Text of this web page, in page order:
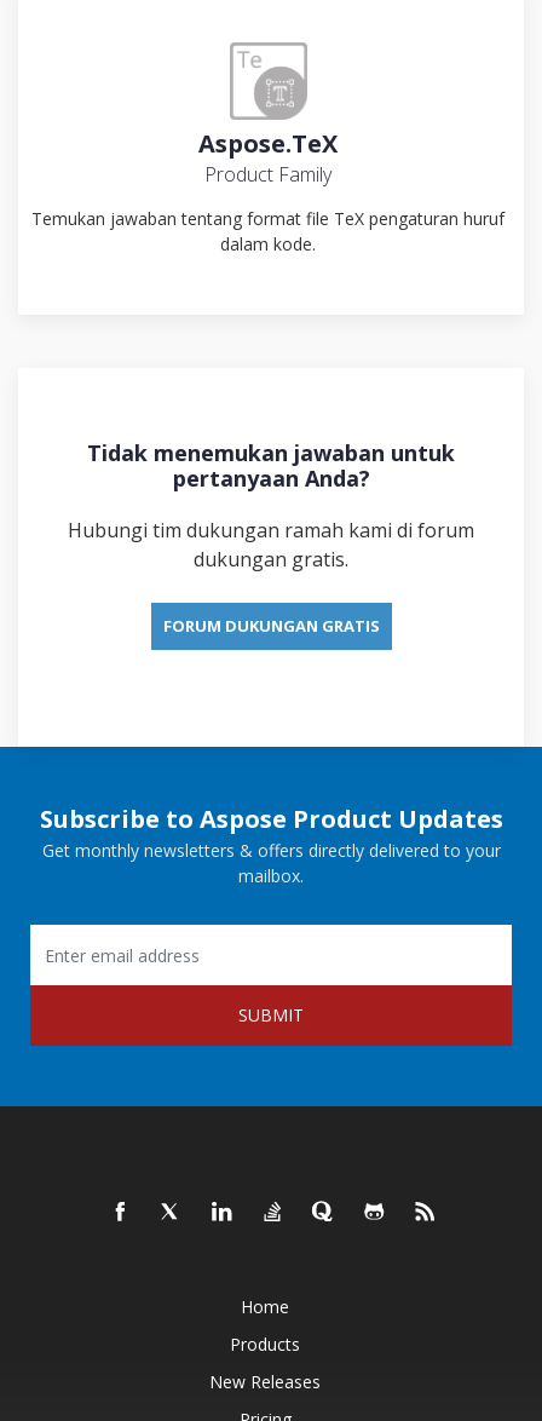
Aspose.TeX
Product Family
Temukan jawaban tentang format file TeX pengaturan huruf
dalam kode.
Tidak menemukan jawaban untuk
pertanyaan Anda?
Hubungi tim dukungan ramah kami di forum
dukungan gratis.
FORUM DUKUNGAN GRATIS
Subscribe to Aspose Product Updates
Get monthly newsletters & offers directly delivered to your
mailbox.
SUBMIT
Home
Products
New Releases